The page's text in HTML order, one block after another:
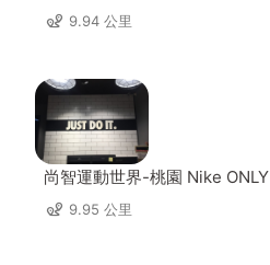
9.94 公里
尚智運動世界-桃園 Nike ONLY
9.95 公里